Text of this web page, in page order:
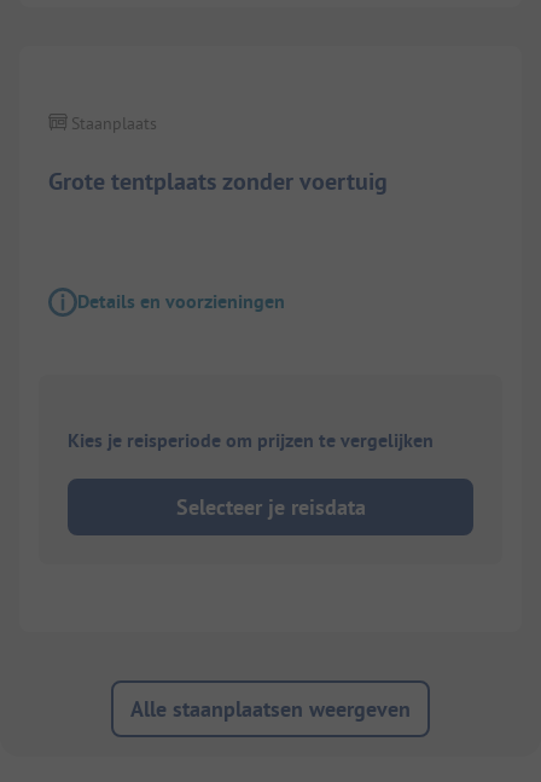
Grote tentplaats zonder voertuig
Staanplaats
Details en voorzieningen
Kies je reisperiode om prijzen te vergelijken
Selecteer je reisdata
Alle staanplaatsen weergeven